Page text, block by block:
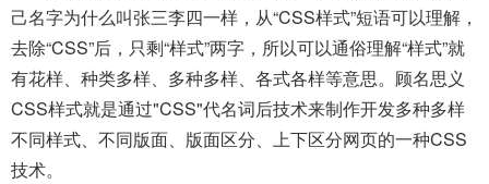
己名字为什么叫张三李四一样，从“CSS样式”短语可以理解，
去除“CSS”后，只剩“样式”两字，所以可以通俗理解“样式”就
有花样、种类多样、多种多样、各式各样等意思。顾名思义
CSS样式就是通过"CSS"代名词后技术来制作开发多种多样
不同样式、不同版面、版面区分、上下区分网页的一种CSS
技术。